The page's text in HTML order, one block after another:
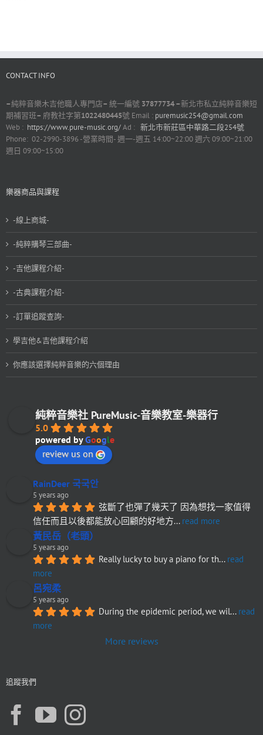
CONTACT INFO
–純粹音樂木吉他職人專門店– 統一編號 37877734 –新北市私立純粹音樂短
期補習班– 府教社字第1022480445號 Email : puremusic254@gmail.com
Web : https://www.pure-music.org/Ad : 新北市新莊區中華路二段254號
Phone: 02-2990-3896 -營業時間- 週一-週五 14:00~22:00 週六 09:00~21:00
週日 09:00~15:00
樂器商品與課程
-線上商城-
-純粹購琴三部曲-
-吉他課程介紹-
-古典課程介紹-
-訂單追蹤查詢-
學吉他&吉他課程介紹
你應該選擇純粹音樂的六個理由
純粹音樂社 PureMusic-音樂教室-樂器行
5.0
powered byGoogle
review us on
RainDeer 국국안
5 years ago
弦斷了也彈了幾天了 因為想找一家值得
信任而且以後都能放心回顧的好地方... read more
黃民岳（老頭）
5 years ago
Really lucky to buy a piano for th... read
more
呂宛柔
5 years ago
During the epidemic period, we wil... read
more
More reviews
追蹤我們